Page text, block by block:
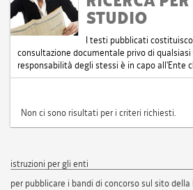
STUDIO
I testi pubblicati
consultazione documentale privo di
responsabilità degli stessi è in capo all'Ente
Non ci sono risultati per i criteri richiesti.
istruzioni per gli enti
per pubblicare i bandi di concorso sul sito